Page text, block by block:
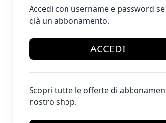
Accedi con username e password
già un abbonamento.
ACCEDI
Scopri tutte le offerte di
nostro shop.